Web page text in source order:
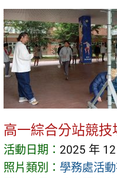
高一綜合分站競技
活動日期： 2025 年
照片類別： 學務處活